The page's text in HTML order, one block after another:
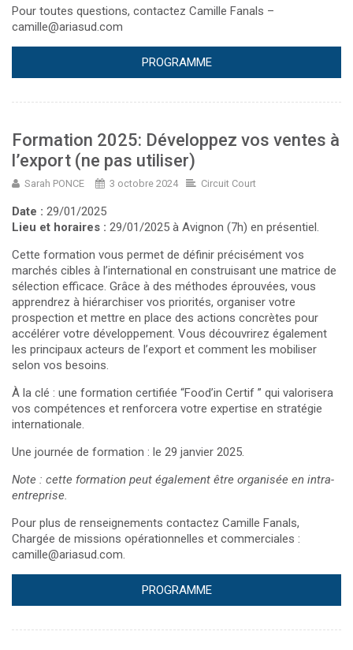
Pour toutes questions, contactez Camille Fanals –
camille@ariasud.com
PROGRAMME
Formation 2025: Développez vos ventes à
l’export (ne pas utiliser)
Sarah PONCE 3 octobre 2024 Circuit Court
Date : 29/01/2025
Lieu et horaires : 29/01/2025 à Avignon (7h) en présentiel.
Cette formation vous permet de définir précisément vos
marchés cibles à l’international en construisant une matrice de
sélection efficace. Grâce à des méthodes éprouvées, vous
apprendrez à hiérarchiser vos priorités, organiser votre
prospection et mettre en place des actions concrètes pour
accélérer votre développement. Vous découvrirez également
les principaux acteurs de l’export et comment les mobiliser
selon vos besoins.
À la clé : une formation certifiée “Food’in Certif ” qui valorisera
vos compétences et renforcera votre expertise en stratégie
internationale.
Une journée de formation : le 29 janvier 2025.
Note : cette formation peut également être organisée en intra-
entreprise.
Pour plus de renseignements contactez Camille Fanals,
Chargée de missions opérationnelles et commerciales :
camille@ariasud.com.
PROGRAMME